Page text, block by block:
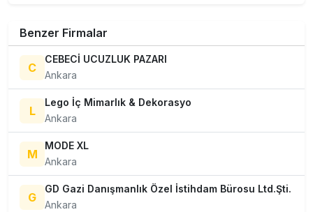
Benzer Firmalar
C
CEBECİ UCUZLUK PAZARI
Ankara
L
Lego İç Mimarlık & Dekorasyo
Ankara
M
MODE XL
Ankara
G
GD Gazi Danışmanlık Özel İstihdam Bürosu Ltd.Şti.
Ankara